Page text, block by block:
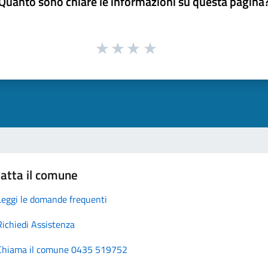
il comune
le domande frequenti
Assistenza
il comune 0435 519752